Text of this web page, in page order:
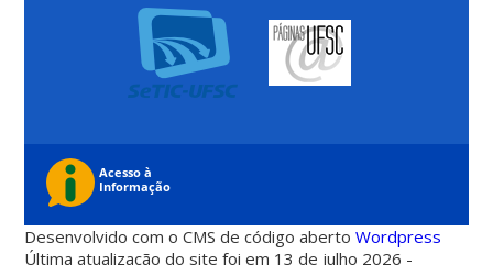
Desenvolvido com o CMS de código abertoWordpress
Última atualização do site foi em 13 de julho 2026 -